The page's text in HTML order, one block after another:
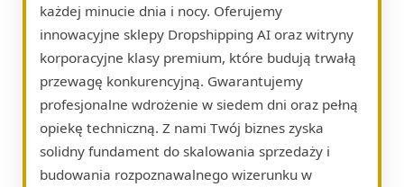
każdej minucie dnia i nocy. Oferujemy
innowacyjne sklepy Dropshipping AI oraz witryny
korporacyjne klasy premium, które budują trwałą
przewagę konkurencyjną. Gwarantujemy
profesjonalne wdrożenie w siedem dni oraz pełną
opiekę techniczną. Z nami Twój biznes zyska
solidny fundament do skalowania sprzedaży i
budowania rozpoznawalnego wizerunku w